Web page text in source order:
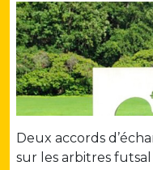
Deux accords
sur les arbitres